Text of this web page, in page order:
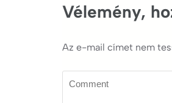
Vélemény,
Az e-mail címet nem
Comment